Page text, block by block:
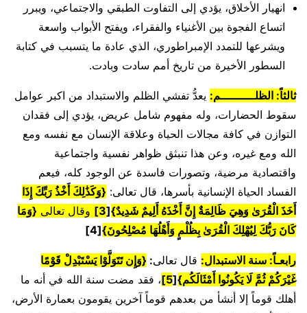
انهيار الأخلاق، يؤدي إلى التفاوت الطبقي والاجتماعي، ويبرر
اتساع الفجوة بين الأغنياء والفقراء، ويفتح الأبواب واسعة
ويشرعها للتمدد الإمبراطوري، الذي عادة ما يتسبب في كتابة
السطور الأخيرة من تاريخ أمم سادت وبادت.
ثالثاً: الظلــــــــــم: يعدُّ تفشي الظلم والاستبداد من اكبر عوامل
سقوط الحضارات، وله مفهوم شامل عريض، يؤدي إلى فقدان
التوازن في كافة مجالات الحياة وعلاقة الإنسان مع نفسه ومع
الله ومع غيره، وعن هذا تنبثق ظواهر نفسية واجتماعية
واقتصادية مرضية، وتصورات فاسدة عن الوجود كله، فيعم
الفساد الحياة الإنسانية بأسرها، قال تعالى: {وَكَذَٰلِكَ أَخْذُ رَبِّكَ إِذَا
أَخَذَ الْقُرَىٰ وَهِيَ ظَالِمَةٌ إِنَّ أَخْذَهُ أَلِيمٌ شَدِيدٌ}
[
3
] وقال تعالى {وَمَا
كَانَ رَبُّكَ لِيُهْلِكَ الْقُرَىٰ بِظُلْمٍ وَأَهْلُهَا مُصْلِحُونَ}
[
4
]
رابعـاً: سنة الاستبدال: قال تعالى:
{وَإِن تَتَوَلَّوْا يَسْتَبْدِلْ قَوْمًا
غَيْرَكُمْ ثُمَّ لَا يَكُونُوا أَمْثَالَكُم}
[
5
]، فقد مضت سنة الله في أنه ما
أهلك قوماً إلا أنشأ من بعدهم قوماً آخرين يقومون بعمارة الأرض،